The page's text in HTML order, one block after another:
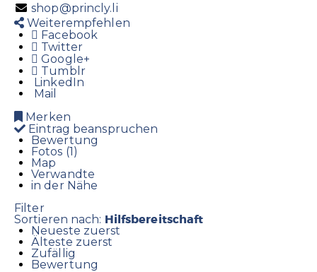
shop@princly.li
Weiterempfehlen
Facebook
Twitter
Google+
Tumblr
LinkedIn
Mail
Merken
Eintrag beanspruchen
Bewertung
Fotos (1)
Map
Verwandte
in der Nähe
Filter
Sortieren nach: Hilfsbereitschaft
Neueste zuerst
Älteste zuerst
Zufällig
Bewertung